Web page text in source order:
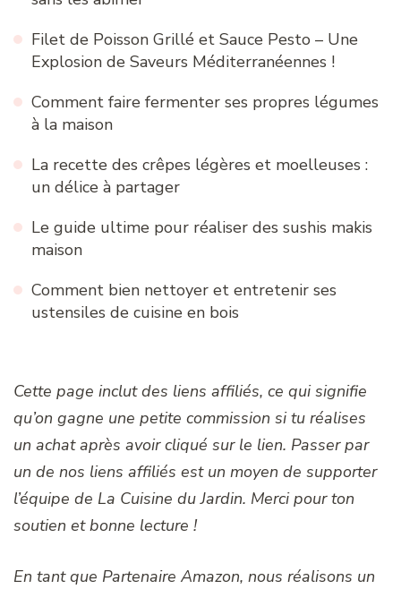
Filet de Poisson Grillé et Sauce Pesto – Une
Explosion de Saveurs Méditerranéennes !
Comment faire fermenter ses propres légumes
à la maison
La recette des crêpes légères et moelleuses :
un délice à partager
Le guide ultime pour réaliser des sushis makis
maison
Comment bien nettoyer et entretenir ses
ustensiles de cuisine en bois
Cette page inclut des liens affiliés, ce qui signifie
qu’on gagne une petite commission si tu réalises
un achat après avoir cliqué sur le lien. Passer par
un de nos liens affiliés est un moyen de supporter
l’équipe de La Cuisine du Jardin. Merci pour ton
soutien et bonne lecture !
En tant que Partenaire Amazon, nous réalisons un